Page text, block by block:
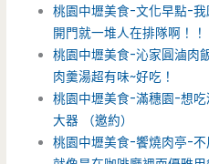
桃園中壢美食-文化早點-
開門就一堆人在排隊啊！！
桃園中壢美食-沁家圓滷肉
肉羹湯超有味~好吃！
桃園中壢美食-滿穗園-想
大器 （邀約）
桃園中壢美食-饗燒肉亭-